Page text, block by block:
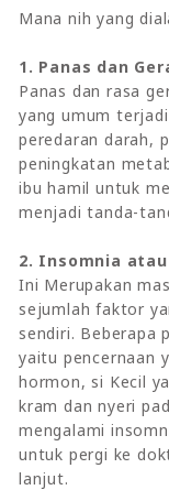
Mana nih yang
1. Panas dan
Panas dan rasa
yang umum
peredaran darah,
peningkatan
ibu hamil untuk
menjadi tanda-
2. Insomnia
Ini Merupakan
sejumlah faktor
sendiri. Beberapa
yaitu pencernaan
hormon, si Kecil
kram dan nyeri
mengalami
untuk pergi ke
lanjut.